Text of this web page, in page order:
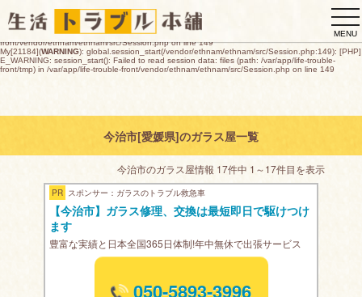
E_WARNING: session_start(): open(/var/app/life-trouble-
front/tmp/
O_RDWR) failed: デバイスに空き領域がありません (28) in /var/app/life-trouble-
front/vendor/ethnam/ethnam/src/Session.php on line 149
My[21184](WARNING): global.session_start(/vendor/ethnam/ethnam/src/Session.php:149): [PHP]
E_WARNING: session_start(): Failed to read session data: files (path: /var/app/life-trouble-
front/tmp) in /var/app/life-trouble-front/vendor/ethnam/ethnam/src/Session.php on line 149
MENU
今治市[愛媛県]のガラス屋一覧
今治市のガラス屋情報 17件中 1～17件目を表示
PR スポンサー：ガラスのトラブル救急車
【今治市】ガラス修理、交換は最短即日で駆けつけ
ます
豊富な実績と日本全国365日体制!年中無休で出張サービス
050-5893-3996